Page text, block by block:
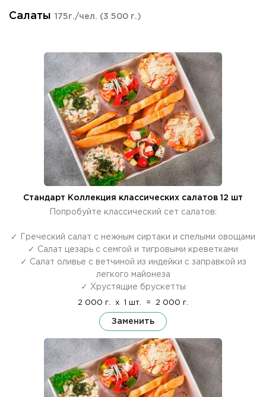
Салаты 175г./чел. (3 500 г.)
Стандарт Коллекция классических салатов 12 шт
Попробуйте классический сет салатов:
✓ Греческий салат с нежным сиртаки и спелыми овощами
✓ Салат цезарь с семгой и тигровыми креветками
✓ Салат оливье с ветчиной из индейки с заправкой из
легкого майонеза
✓ Хрустящие брускетты
2 000 г. x 1 шт. = 2 000 г.
Заменить